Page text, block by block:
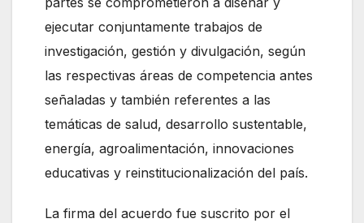
ejecutar conjuntamente trabajos de
investigación, gestión y divulgación, según
las respectivas áreas de competencia antes
señaladas y también referentes a las
temáticas de salud, desarrollo sustentable,
energía, agroalimentación, innovaciones
educativas y reinstitucionalización del país.
La firma del acuerdo fue suscrito por el